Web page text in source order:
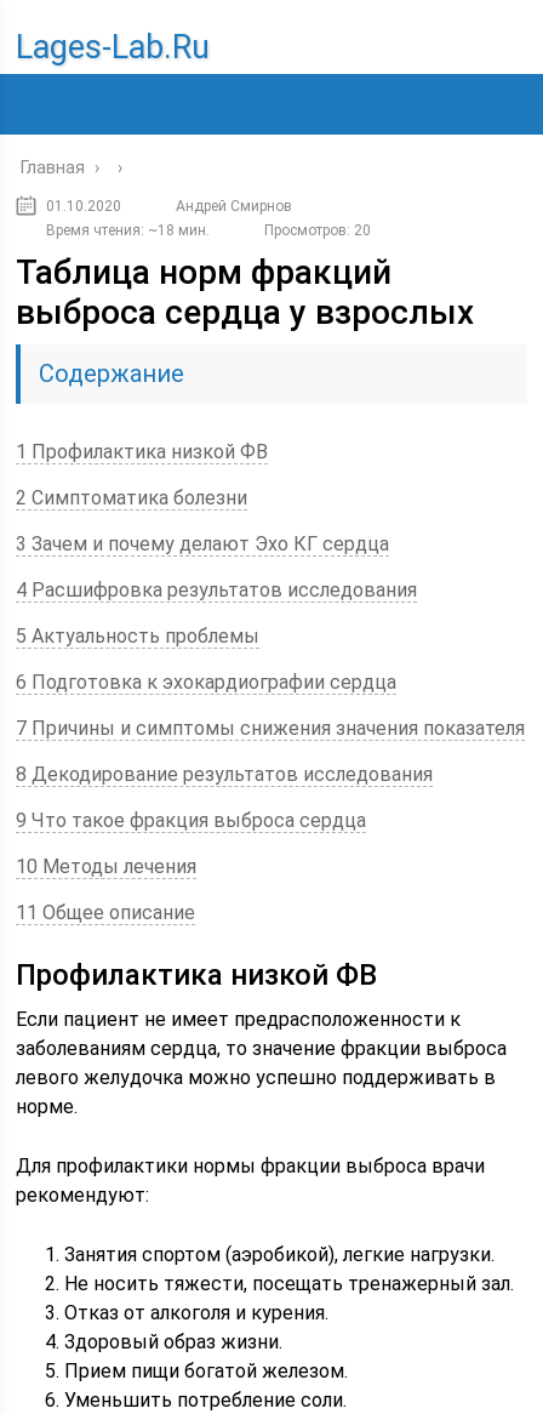
Lages-Lab.ru
Главная › ›
01.10.2020
Андрей Смирнов
Время чтения: ~18 мин.
Просмотров: 20
Таблица норм фракций
выброса сердца у взрослых
Содержание
1 Профилактика низкой ФВ
2 Симптоматика болезни
3 Зачем и почему делают Эхо КГ сердца
4 Расшифровка результатов исследования
5 Актуальность проблемы
6 Подготовка к эхокардиографии сердца
7 Причины и симптомы снижения значения показателя
8 Декодирование результатов исследования
9 Что такое фракция выброса сердца
10 Методы лечения
11 Общее описание
Профилактика низкой ФВ
Если пациент не имеет предрасположенности к
заболеваниям сердца, то значение фракции выброса
левого желудочка можно успешно поддерживать в
норме.
Для профилактики нормы фракции выброса врачи
рекомендуют:
Занятия спортом (аэробикой), легкие нагрузки.
Не носить тяжести, посещать тренажерный зал.
Отказ от алкоголя и курения.
Здоровый образ жизни.
Прием пищи богатой железом.
Уменьшить потребление соли.